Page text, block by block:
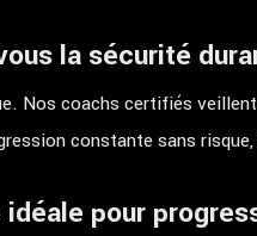
la sécurité
Nos coachs certifiés
constante sans
pour